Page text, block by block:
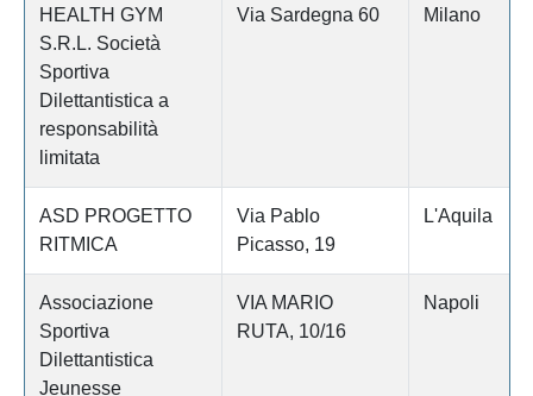
HEALTH GYM
S.R.L. Società
Sportiva
Dilettantistica a
responsabilità
limitata
Via Sardegna 60 Milano
ASD PROGETTO
RITMICA
Via Pablo
Picasso, 19
L'Aquila
Associazione
Sportiva
Dilettantistica
Jeunesse
VIA MARIO
RUTA, 10/16
Napoli